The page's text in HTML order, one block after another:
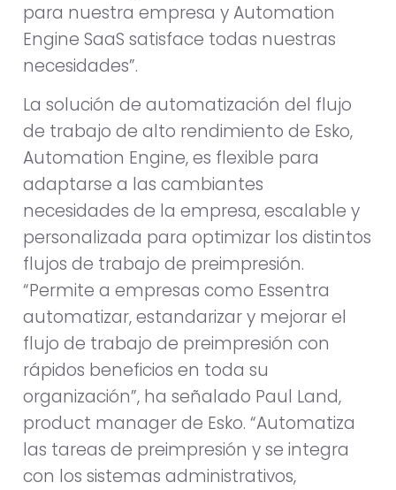
para nuestra empresa y Automation
Engine SaaS satisface todas nuestras
necesidades”.
La solución de automatización del flujo
de trabajo de alto rendimiento de Esko,
Automation Engine, es flexible para
adaptarse a las cambiantes
necesidades de la empresa, escalable y
personalizada para optimizar los distintos
flujos de trabajo de preimpresión.
“Permite a empresas como Essentra
automatizar, estandarizar y mejorar el
flujo de trabajo de preimpresión con
rápidos beneficios en toda su
organización”, ha señalado Paul Land,
product manager de Esko. “Automatiza
las tareas de preimpresión y se integra
con los sistemas administrativos,